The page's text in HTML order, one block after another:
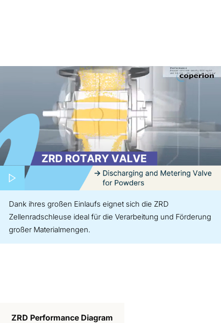
Dank ihres großen Einlaufs eignet sich die ZRD
Zellenradschleuse ideal für die Verarbeitung und Förderung
großer Materialmengen.
ZRD Performance Diagram